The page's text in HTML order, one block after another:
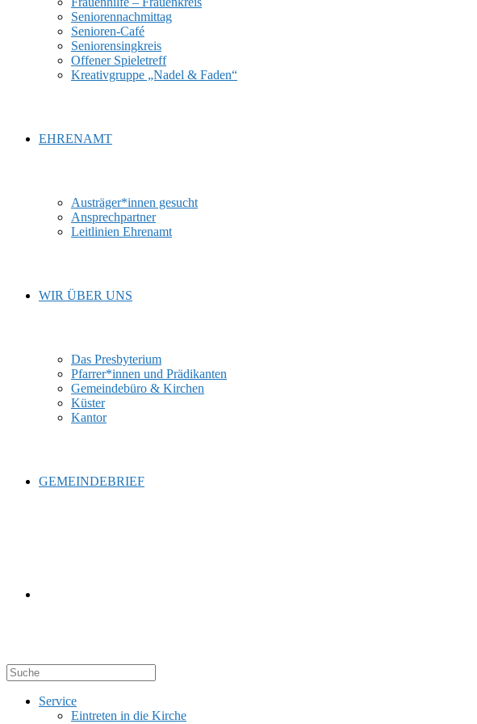
Seniorennachmittag
Senioren-Café
Seniorensingkreis
Offener Spieletreff
Kreativgruppe „Nadel & Faden“
EHRENAMT
Austräger*innen gesucht
Ansprechpartner
Leitlinien Ehrenamt
WIR ÜBER UNS
Das Presbyterium
Pfarrer*innen und Prädikanten
Gemeindebüro & Kirchen
Küster
Kantor
GEMEINDEBRIEF
SUCHE
Service
Eintreten in die Kirche